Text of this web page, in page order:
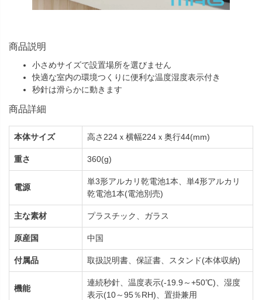
商品説明
小さめサイズで設置場所を選びません
快適な室内の環境つくりに便利な温度湿度表示付き
秒針は滑らかに動きます
商品詳細
本体サイズ 高さ224ｘ横幅224ｘ奥行44(mm)
重さ 360(g)
電源
単3形アルカリ乾電池1本、単4形アルカリ
乾電池1本(電池別売)
主な素材 プラスチック、ガラス
原産国 中国
付属品 取扱説明書、保証書、スタンド(本体収納)
機能
連続秒針、温度表示(-19.9～+50℃)、湿度
表示(10～95％RH)、置掛兼用